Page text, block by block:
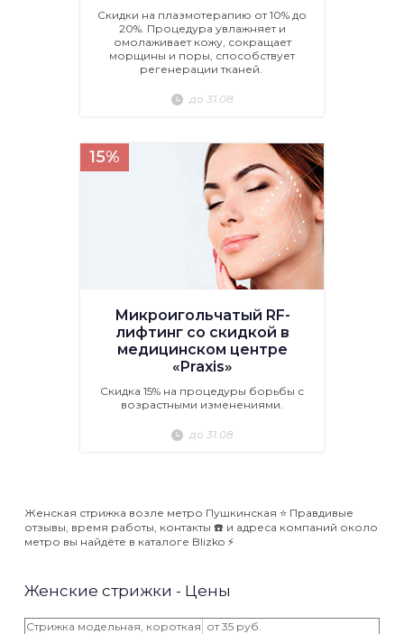
Скидки на плазмотерапию от 10% до
20%. Процедура увлажняет и
омолаживает кожу, сокращает
морщины и поры, способствует
регенерации тканей.
до 31.08
15%
Микроигольчатый RF-
лифтинг со скидкой в
медицинском центре
«Praxis»
Скидка 15% на процедуры борьбы с
возрастными изменениями.
до 31.08
Женская стрижка возле метро Пушкинская ⭐️ Правдивые
отзывы, время работы, контакты ☎️ и адреса компаний около
метро вы найдёте в каталоге Blizko ⚡️
Женские стрижки - Цены
Стрижка модельная, короткая от 35 руб.